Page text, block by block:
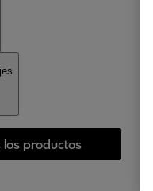
los productos